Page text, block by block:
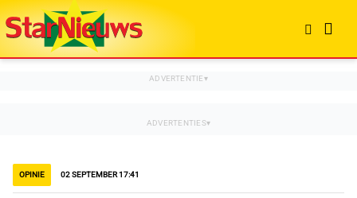
OPINIE 02 SEPTEMBER 17:41